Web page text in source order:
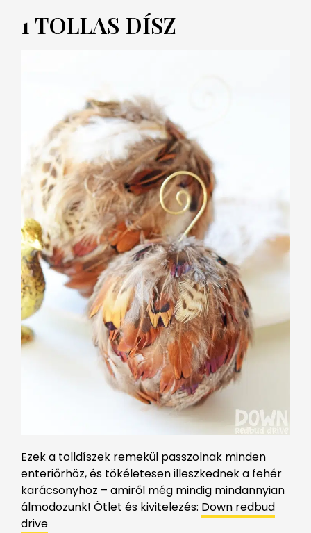
1 TOLLAS DÍSZ
Ezek a tolldíszek remekül passzolnak minden
enteriőrhöz, és tökéletesen illeszkednek a fehér
karácsonyhoz – amiről még mindig mindannyian
álmodozunk! Ötlet és kivitelezés: Down redbud
drive